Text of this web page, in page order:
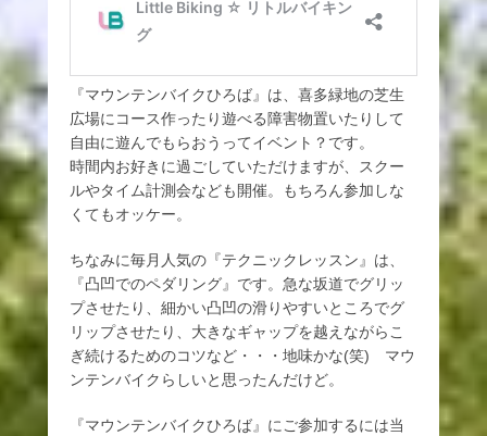
『マウンテンバイクひろば』は、喜多緑地の芝生
広場にコース作ったり遊べる障害物置いたりして
自由に遊んでもらおうってイベント？です。
時間内お好きに過ごしていただけますが、スクー
ルやタイム計測会なども開催。もちろん参加しな
くてもオッケー。
ちなみに毎月人気の『テクニックレッスン』は、
『凸凹でのペダリング』です。急な坂道でグリッ
プさせたり、細かい凸凹の滑りやすいところでグ
リップさせたり、大きなギャップを越えながらこ
ぎ続けるためのコツなど・・・地味かな(笑) マウ
ンテンバイクらしいと思ったんだけど。
『マウンテンバイクひろば』にご参加するには当